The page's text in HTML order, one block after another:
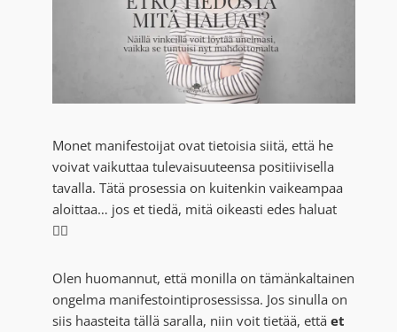
Monet manifestoijat ovat tietoisia siitä, että he
voivat vaikuttaa tulevaisuuteensa positiivisella
tavalla. Tätä prosessia on kuitenkin vaikeampaa
aloittaa… jos et tiedä, mitä oikeasti edes haluat
🤷‍♀️
Olen huomannut, että monilla on tämänkaltainen
ongelma manifestointiprosessissa. Jos sinulla on
siis haasteita tällä saralla, niin voit tietää, ettäet